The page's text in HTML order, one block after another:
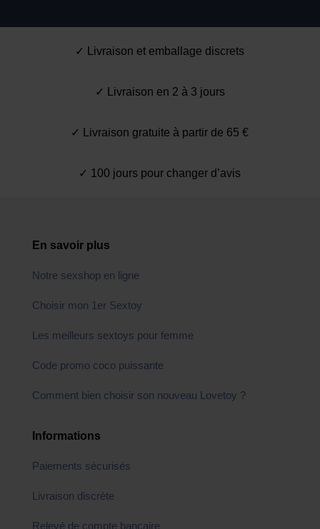
✓ Livraison et emballage discrets
✓ Livraison en 2 à 3 jours
✓ Livraison gratuite à partir de 65 €
✓ 100 jours pour changer d’avis
En savoir plus
Notre sexshop en ligne
Choisir mon 1er Sextoy
Les meilleurs sextoys pour femme
Code promo coco puissante
Comment bien choisir son nouveau Lovetoy ?
Informations
Paiements sécurisés
Livraison discrète
Relevé de compte bancaire